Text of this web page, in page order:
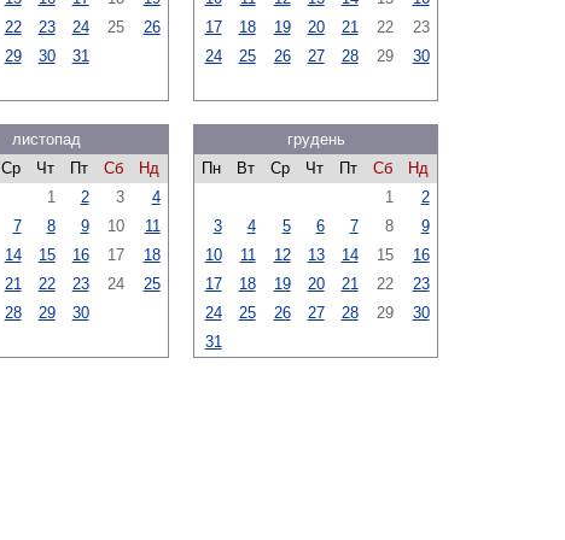
22 23 24 25
26
29 30 31
17
18 19 20 21 22
23
24
25 26 27 28 29 30
листопад
Ср Чт Пт Сб
Нд
1
2 3
4
7 8 9 10
11
14 15 16 17
18
21 22 23 24
25
28 29 30
грудень
Пн
Вт Ср Чт Пт Сб
Нд
1
2
3
4 5 6 7 8
9
10
11 12 13 14 15
16
17
18 19 20 21 22
23
24
25 26 27 28 29
30
31